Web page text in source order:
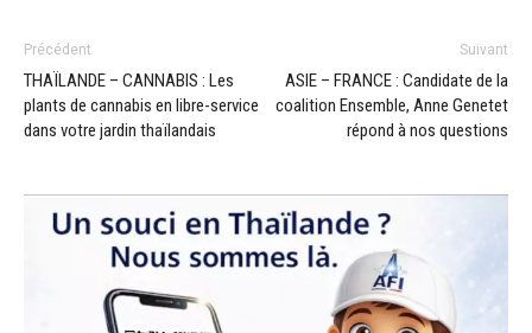
Précédent
THAÏLANDE – CANNABIS : Les
plants de cannabis en libre-service
dans votre jardin thaïlandais
Suivant
ASIE – FRANCE : Candidate de la
coalition Ensemble, Anne Genetet
répond à nos questions